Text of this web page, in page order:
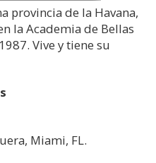
provincia de la Havana,
la Academia de Bellas
Vive y tiene su
Miami, FL.